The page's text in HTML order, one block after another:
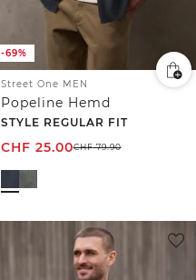
-69%
Street One MEN
Popeline Hemd
STYLE REGULAR FIT
CHF 25.00CHF79.90